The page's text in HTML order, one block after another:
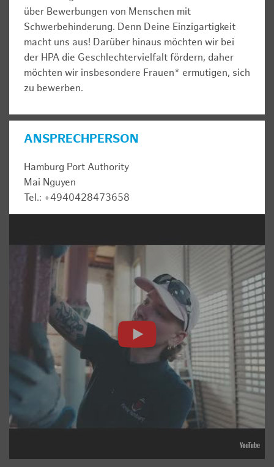
über Bewerbungen von Menschen mit
Schwerbehinderung. Denn Deine Einzigartigkeit
macht uns aus! Darüber hinaus möchten wir bei
der HPA die Geschlechtervielfalt fördern, daher
möchten wir insbesondere Frauen* ermutigen, sich
zu bewerben.
ANSPRECHPERSON
Hamburg Port Authority
Mai Nguyen
Tel.: +4940428473658